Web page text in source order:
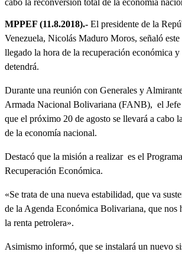
MPPEF (11.8.2018).- El presidente de la
Venezuela, Nicolás Maduro Moros, señaló este
llegado la hora de la recuperación económica
detendrá.
Durante una reunión con Generales y
Armada Nacional Bolivariana (FANB), el Jefe
que el próximo 20 de agosto se llevará a cabo
de la economía nacional.
Destacó que la misión a realizar es el
Recuperación Económica.
«Se trata de una nueva estabilidad, que va
de la Agenda Económica Bolivariana, que nos
la renta petrolera».
Asimismo informó, que se instalará un nuevo